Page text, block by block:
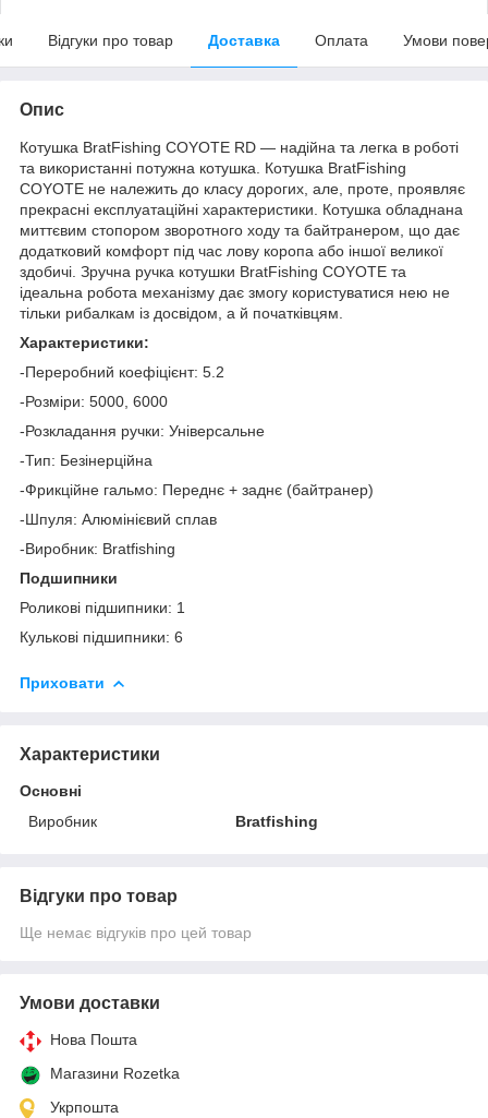
Відгуки про товар Доставка Оплата Умови
Опис
Котушка BratFishing COYOTE RD — надійна та легка в роботі
та використанні потужна котушка. Котушка BratFishing
COYOTE не належить до класу дорогих, але, проте, проявляє
прекрасні експлуатаційні характеристики. Котушка обладнана
миттєвим стопором зворотного ходу та байтранером, що дає
додатковий комфорт під час лову коропа або іншої великої
здобичі. Зручна ручка котушки BratFishing COYOTE та
ідеальна робота механізму дає змогу користуватися нею не
тільки рибалкам із досвідом, а й початківцям.
Характеристики:
-Переробний коефіцієнт: 5.2
-Розміри: 5000, 6000
-Розкладання ручки: Універсальне
-Тип: Безінерційна
-Фрикційне гальмо: Переднє + заднє (байтранер)
-Шпуля: Алюмінієвий сплав
-Виробник: Bratfishing
Подшипники
Роликові підшипники: 1
Кулькові підшипники: 6
Приховати
Характеристики
Основні
Виробник
Bratfishing
Відгуки про товар
Ще немає відгуків про цей товар
Умови доставки
Нова Пошта
Магазини Rozetka
Укрпошта